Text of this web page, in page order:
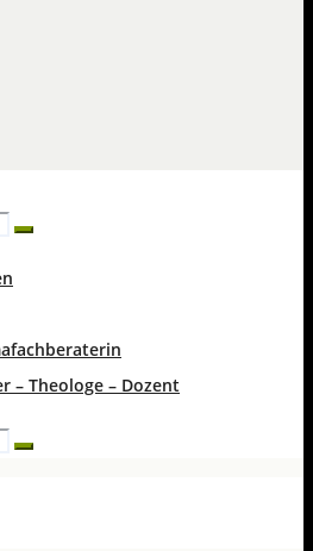
– Theologe – Dozent